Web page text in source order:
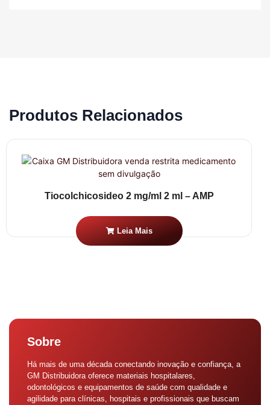
Produtos Relacionados
Tiocolchicosideo 2 mg/ml 2 ml – AMP
Leia Mais
Sobre
Há mais de uma década conectando inovação e confiança, a
GM Distribuidora oferece materiais hospitalares,
odontológicos e equipamentos de saúde com qualidade e
agilidade para clínicas, hospitais e profissionais que buscam